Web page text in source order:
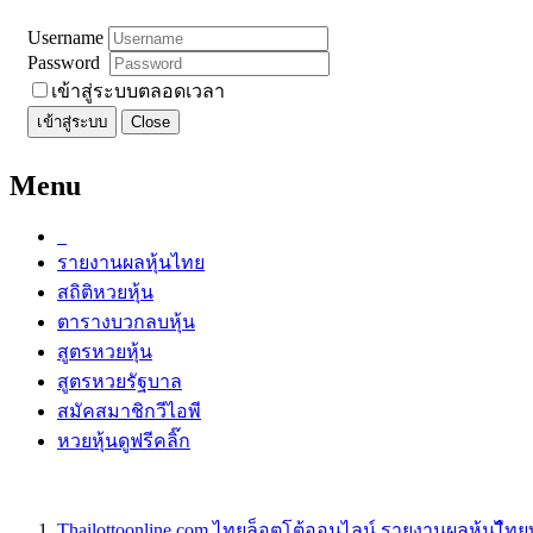
Username
Password
เข้าสู่ระบบตลอดเวลา
เข้าสู่ระบบ Close
Menu
รายงานผลหุ้นไทย
สถิติหวยหุ้น
ตารางบวกลบหุ้น
สูตรหวยหุ้น
สูตรหวยรัฐบาล
สมัคสมาชิกวีไอพี
หวยหุ้นดูฟรีคลิ๊ก